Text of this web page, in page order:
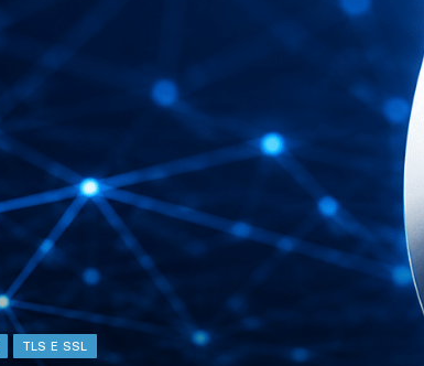
TLS E SSL